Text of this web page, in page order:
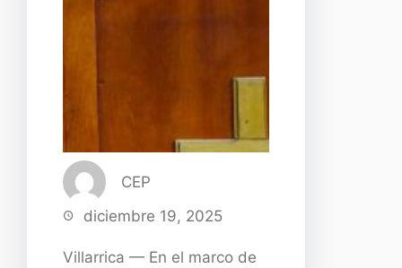
CEP
diciembre 19, 2025
Villarrica — En el marco de